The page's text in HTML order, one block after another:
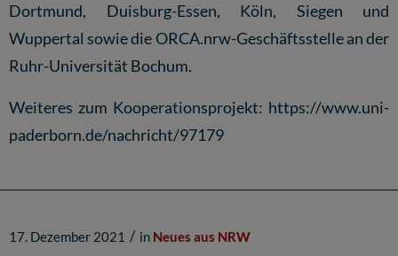
Dortmund, Duisburg-Essen, Köln, Siegen und
Wuppertal sowie die ORCA.nrw-Geschäftsstelle an der
Ruhr-Universität Bochum.
Weiteres zum Kooperationsprojekt: https://www.uni-
paderborn.de/nachricht/97179
17. Dezember 2021 / in Neues aus NRW